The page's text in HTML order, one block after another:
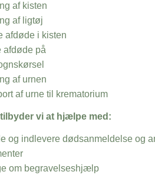
af kisten
af ligtøj
afdøde i kisten
afdøde på
af urnen
af urne til krematorium
vi at hjælpe med:
og indlevere dødsanmeldelse og
om begravelseshjælp